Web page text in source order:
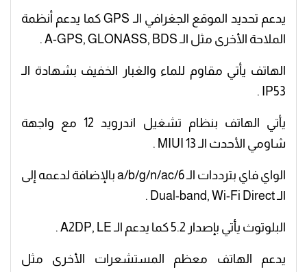
يدعم تحديد الموقع الجغرافي الـ GPS كما يدعم أنظمة
الملاحة الأخرى مثل الـ A-GPS, GLONASS, BDS .
الهاتف يأتي مقاوم للماء والغبار الخفيف بشهادة الـ
IP53 .
يأتي الهاتف بنظام تشغيل اندرويد 12 مع واجهة
شاومي الأحدث الـ MIUI 13 .
الواي فاي بترددات الـ a/b/g/n/ac/6 بالإضافة لدعمه إلى
الـ Dual-band, Wi-Fi Direct .
البلوتوث يأتي بإصدار 5.2 كما يدعم الـ A2DP, LE .
يدعم الهاتف معظم المستشعرات الأخرى مثل